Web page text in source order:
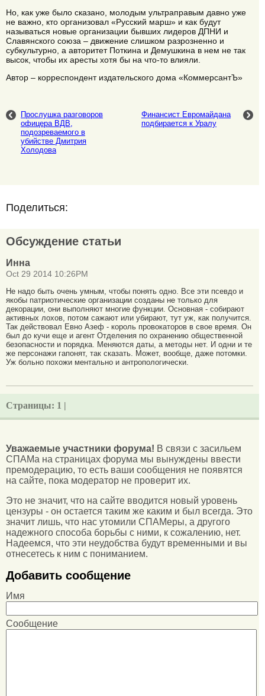
Но, как уже было сказано, молодым ультраправым давно уже
не важно, кто организовал «Русский марш» и как будут
называться новые организации бывших лидеров ДПНИ и
Славянского союза – движение слишком разрозненно и
субкультурно, а авторитет Поткина и Демушкина в нем не так
высок, чтобы их аресты хотя бы на что-то влияли.
Автор – корреспондент издательского дома «КоммерсантЪ»
Прослушка разговоров
офицера ВДВ,
подозреваемого в
убийстве Дмитрия
Холодова
Финансист Евромайдана
подбирается к Уралу
Поделиться:
Обсуждение статьи
Инна
Oct 29 2014 10:26PM
Не надо быть очень умным, чтобы понять одно. Все эти псевдо и
якобы патриотические организации созданы не только для
декорации, они выполняют многие функции. Основная - собирают
активных лохов, потом сажают или убирают, тут уж, как получится.
Так действовал Евно Азеф - король провокаторов в свое время. Он
был до кучи еще и агент Отделения по охранению общественной
безопасности и порядка. Меняются даты, а методы нет. И одни и те
же персонажи гапонят, так сказать. Может, вообще, даже потомки.
Уж больно похожи ментально и антропологически.
Страницы: 1 |
Уважаемые участники форума! В связи с засильем
СПАМа на страницах форума мы вынуждены ввести
премодерацию, то есть ваши сообщения не появятся
на сайте, пока модератор не проверит их.
Это не значит, что на сайте вводится новый уровень
цензуры - он остается таким же каким и был всегда. Это
значит лишь, что нас утомили СПАМеры, а другого
надежного способа борьбы с ними, к сожалению, нет.
Надеемся, что эти неудобства будут временными и вы
отнесетесь к ним с пониманием.
Добавить сообщение
Имя
Сообщение